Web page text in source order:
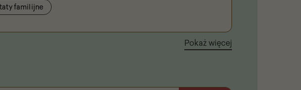
familijne
Pokaż więcej